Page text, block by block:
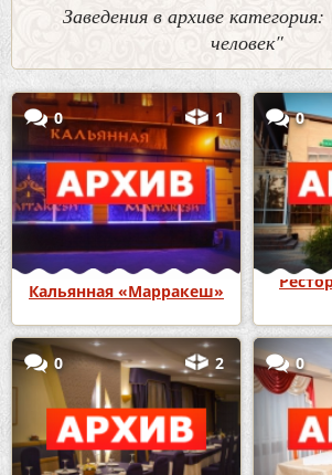
Заведения в архиве
человек"
0 1
Кальянная «Марракеш»
0
0 2 0